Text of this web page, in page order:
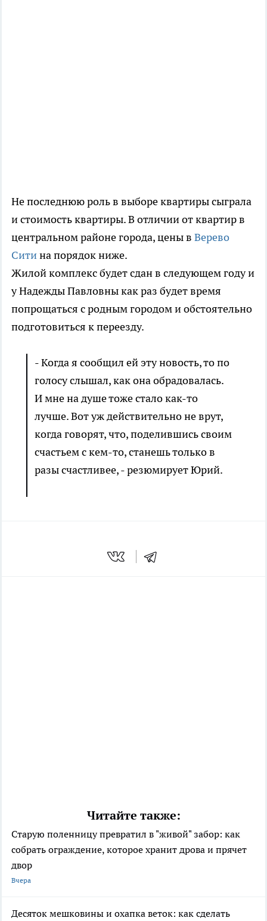
Не последнюю роль в выборе квартиры сыграла
и стоимость квартиры. В отличии от квартир в
центральном районе города, цены в Верево
Ситина порядок ниже.
Жилой комплекс будет сдан в следующем году и
у Надежды Павловны как раз будет время
попрощаться с родным городом и обстоятельно
подготовиться к переезду.
- Когда я сообщил ей эту новость, то по
голосу слышал, как она обрадовалась.
И мне на душе тоже стало как-то
лучше. Вот уж действительно не врут,
когда говорят, что, поделившись своим
счастьем с кем-то, станешь только в
разы счастливее, - резюмирует Юрий.
Читайте также:
Старую поленницу превратил в "живой" забор: как
собрать ограждение, которое хранит дрова и прячет
двор
Вчера
Десяток мешковины и охапка веток: как сделать